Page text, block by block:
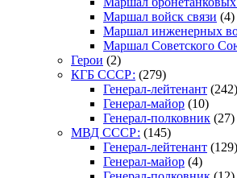
Маршал войск связи (4)
Маршал инженерных
Маршал Советского
Герои (2)
КГБ СССР: (279)
Генерал-лейтенант (242)
Генерал-майор (10)
Генерал-полковник (27)
МВД СССР: (145)
Генерал-лейтенант (129)
Генерал-майор (4)